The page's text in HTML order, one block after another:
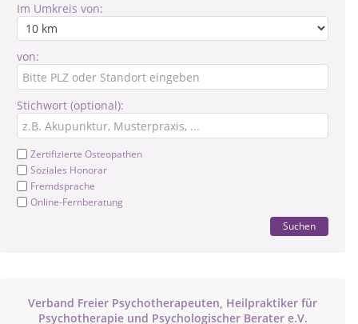
Im Umkreis von:
von:
Stichwort (optional):
Zertifizierte Osteopathen
Soziales Honorar
Fremdsprache
Online-Fernberatung
Suchen
Verband Freier Psychotherapeuten, Heilpraktiker für
Psychotherapie und Psychologischer Berater e.V.